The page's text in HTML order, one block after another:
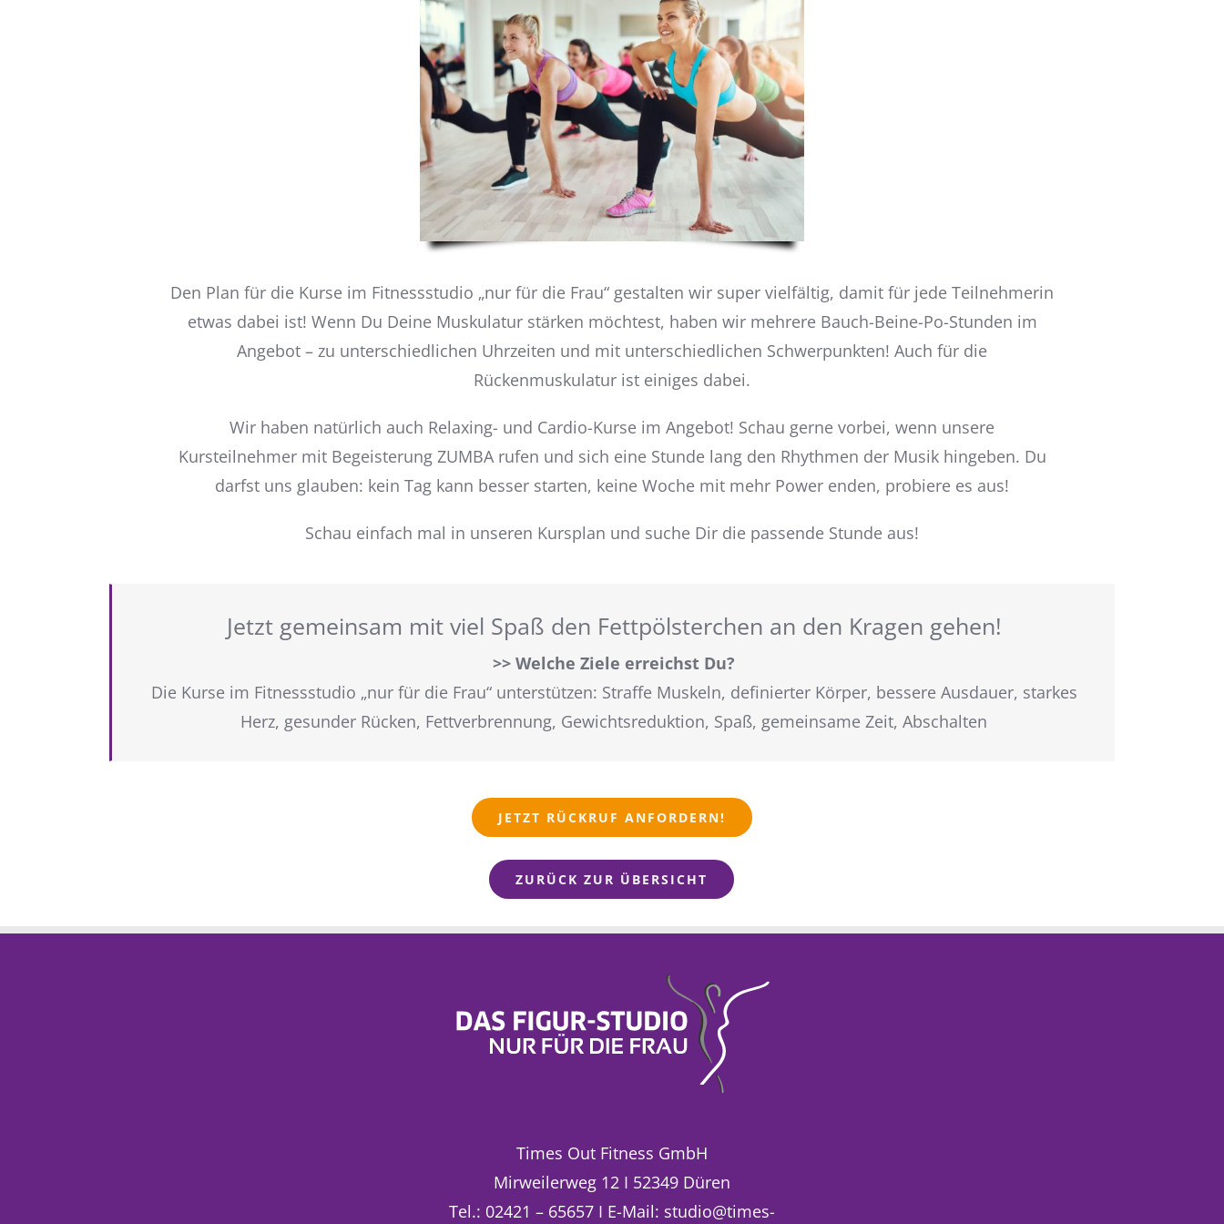
Den Plan für die Kurse im Fitnessstudio „nur für die Frau“ gestalten wir super vielfältig, damit für jede Teilnehmerin
etwas dabei ist! Wenn Du Deine Muskulatur stärken möchtest, haben wir mehrere Bauch-Beine-Po-Stunden im
Angebot – zu unterschiedlichen Uhrzeiten und mit unterschiedlichen Schwerpunkten! Auch für die
Rückenmuskulatur ist einiges dabei.
Wir haben natürlich auch Relaxing- und Cardio-Kurse im Angebot! Schau gerne vorbei, wenn unsere
Kursteilnehmer mit Begeisterung ZUMBA rufen und sich eine Stunde lang den Rhythmen der Musik hingeben. Du
darfst uns glauben: kein Tag kann besser starten, keine Woche mit mehr Power enden, probiere es aus!
Schau einfach mal in unseren Kursplan und suche Dir die passende Stunde aus!
Jetzt gemeinsam mit viel Spaß den Fettpölsterchen an den Kragen gehen!
>> Welche Ziele erreichst Du?
Die Kurse im Fitnessstudio „nur für die Frau“ unterstützen: Straffe Muskeln, definierter Körper, bessere Ausdauer, starkes
Herz, gesunder Rücken, Fettverbrennung, Gewichtsreduktion, Spaß, gemeinsame Zeit, Abschalten
JETZT RÜCKRUF ANFORDERN!
ZURÜCK ZUR ÜBERSICHT
Times Out Fitness GmbH
Mirweilerweg 12 I 52349 Düren
Tel.: 02421 – 65657 I E-Mail: studio@times-